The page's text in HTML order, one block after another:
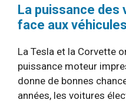
La puissance
face aux
La Tesla et la Corvette
puissance moteur
donne de bonnes
années, les voitures